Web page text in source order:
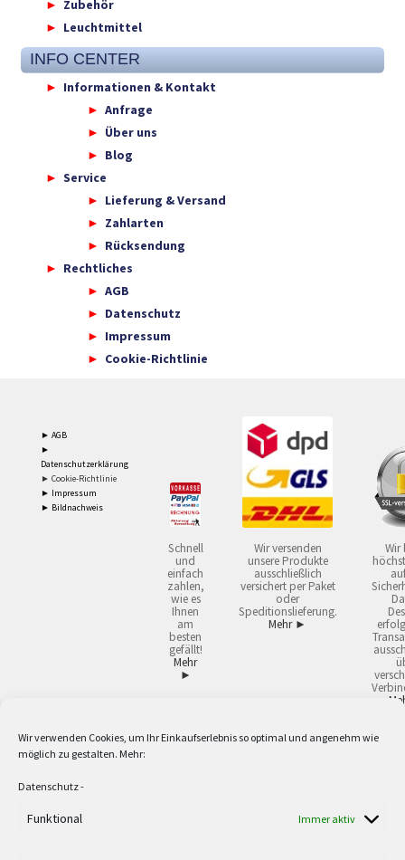
Wir verwenden Cookies, um Ihr Einkaufserlebnis so optimal und angenehm wie
möglich zu gestalten. Mehr:
Datenschutz-
Funktional Immer aktiv
Zubehör
Leuchtmittel
INFO CENTER
Informationen & Kontakt
Anfrage
Über uns
Blog
Service
Lieferung & Versand
Zahlarten
Rücksendung
Rechtliches
AGB
Datenschutz
Impressum
Cookie-Richtlinie
► AGB
►
Datenschutzerklärung
► Cookie-Richtlinie
► Impressum
► Bildnachweis
Schnell
und
einfach
zahlen,
wie es
Ihnen
am
besten
gefällt!
Mehr
►
Wir versenden
unsere Produkte
ausschließlich
versichert per Paket
oder
Speditionslieferung.
Mehr ►
Wir
2 Lieferzeiten gelten mit Express-24.
Versandkostenfrei ab 59,90 € Nettowarenwert. Inseln ausgenommen. Unsere
Berufe zur Verwendung in der selbständigen, beruflichen oder gewerblichen